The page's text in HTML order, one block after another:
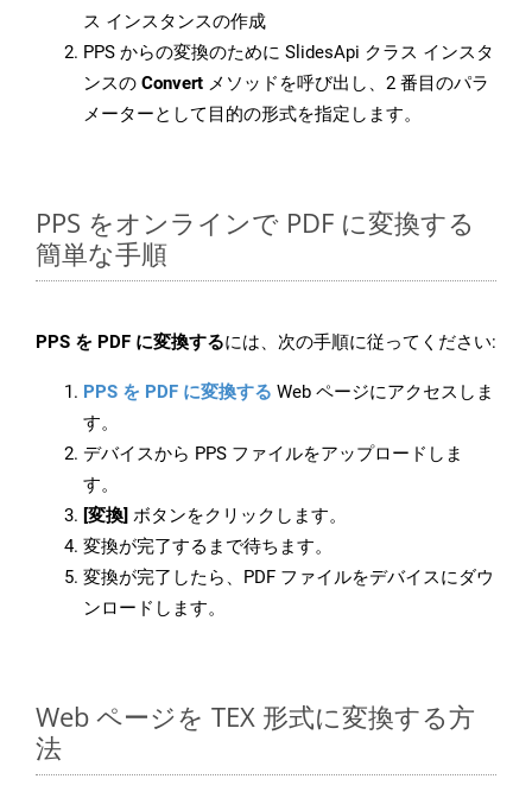
ス インスタンスの作成
PPS からの変換のために SlidesApi クラス インスタ
ンスの Convert メソッドを呼び出し、2 番目のパラ
メーターとして目的の形式を指定します。
PPS をオンラインで PDF に変換する
簡単な手順
PPS を PDF に変換するには、次の手順に従ってください:
PPS を PDF に変換する Web ページにアクセスしま
す。
デバイスから PPS ファイルをアップロードしま
す。
[変換] ボタンをクリックします。
変換が完了するまで待ちます。
変換が完了したら、PDF ファイルをデバイスにダウ
ンロードします。
Web ページを TEX 形式に変換する方
法